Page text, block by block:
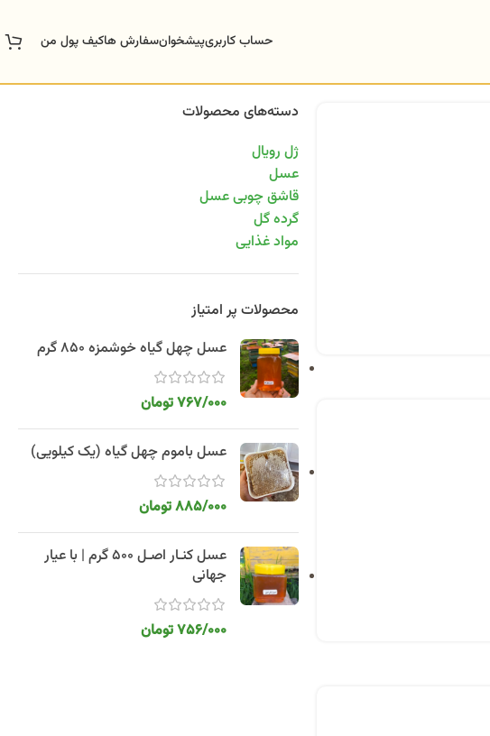
حساب کاربریپیشخوانسفارش هاکیف پول من
دسته‌های محصولات
ژل رویال
عسل
قاشق چوبی عسل
گرده گل
مواد غذایی
محصولات پر امتیاز
عسل چهل گیاه خوشمزه 850 گرم
767/000تومان
عسل باموم چهل گیاه (یک کیلویی)
885/000تومان
عسل کنـار اصـل 500 گرم | با عیار
جهانی
756/000تومان